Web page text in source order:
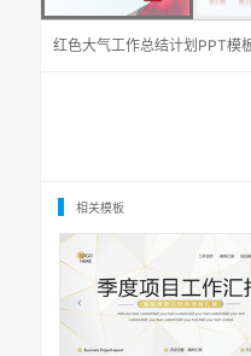
红色大气工作总结计划PPT模
相关模板